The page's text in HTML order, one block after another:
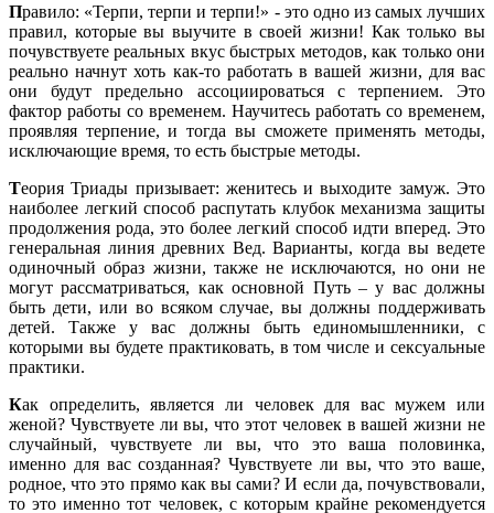
Правило: «Терпи, терпи и терпи!» - это одно из самых лучших
правил, которые вы выучите в своей жизни! Как только вы
почувствуете реальных вкус быстрых методов, как только они
реально начнут хоть как-то работать в вашей жизни, для вас
они будут предельно ассоциироваться с терпением. Это
фактор работы со временем. Научитесь работать со временем,
проявляя терпение, и тогда вы сможете применять методы,
исключающие время, то есть быстрые методы.
Теория Триады призывает: женитесь и выходите замуж. Это
наиболее легкий способ распутать клубок механизма защиты
продолжения рода, это более легкий способ идти вперед. Это
генеральная линия древних Вед. Варианты, когда вы ведете
одиночный образ жизни, также не исключаются, но они не
могут рассматриваться, как основной Путь – у вас должны
быть дети, или во всяком случае, вы должны поддерживать
детей. Также у вас должны быть единомышленники, с
которыми вы будете практиковать, в том числе и сексуальные
практики.
Как определить, является ли человек для вас мужем или
женой? Чувствуете ли вы, что этот человек в вашей жизни не
случайный, чувствуете ли вы, что это ваша половинка,
именно для вас созданная? Чувствуете ли вы, что это ваше,
родное, что это прямо как вы сами? И если да, почувствовали,
то это именно тот человек, с которым крайне рекомендуется